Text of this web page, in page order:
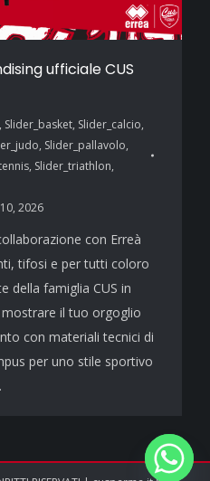
ufficiale CUS
, Slider_basket, Slider_calcio,
, Slider_pallavolo,
, Slider_triathlon,
2026
con Erreà
tifosi e per tutti coloro
della famiglia CUS in
il tuo orgoglio
con materiali tecnici di
per uno stile sportivo